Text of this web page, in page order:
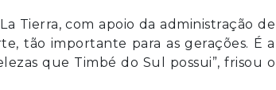
Tierra, com apoio da administração de
tão importante para as gerações. É a
que Timbé do Sul possui”, frisou o